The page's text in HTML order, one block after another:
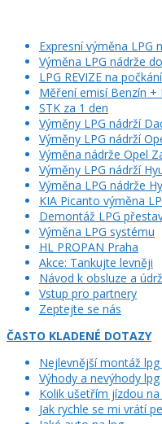
Expresní výměna LPG
Výměna LPG nádrže
LPG REVIZE na počkání
Měření emisí Benzín +
STK za 1 den
Výměny LPG nádrží
Výměny LPG nádrží
Výměna nádrže Opel
Výměny LPG nádrží
Výměna LPG nádrže
KIA Picanto výměna
Demontáž LPG
Výměna LPG systému
HL PROPAN Praha
Akce: Tankujte levněji
Návod k obsluze a
Vstup pro partnery
Zeptejte se nás
ČASTO KLADENÉ DOTAZY
Nejlevnější montáž lpg
Výhody a nevýhody lpg
Kolik ušetřím jízdou na
Jak rychle se mi vrátí